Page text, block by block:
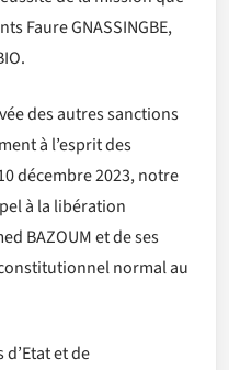
Faure GNASSINGBE,
des autres sanctions
à l’esprit des
décembre 2023, notre
à la libération
BAZOUM et de ses
normal au
d’Etat et de